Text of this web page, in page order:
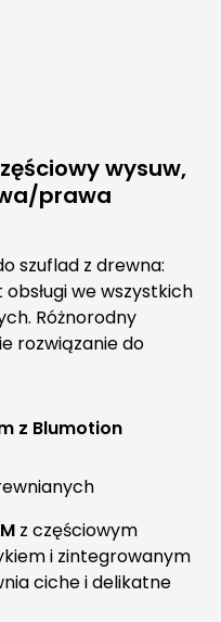
wysuw,
prawa
szuflad z drewna:
we wszystkich
Różnorodny
rozwiązanie do
z Blumotion
z częściowym
i zintegrowanym
ciche i delikatne